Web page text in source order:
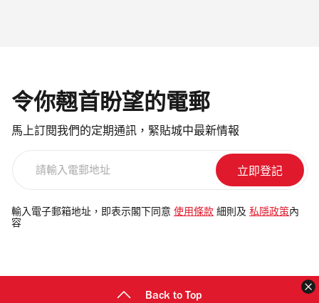
令你翹首盼望的電郵
馬上訂閱我們的定期通訊，緊貼城中最新情報
電
郵
輸入電子郵箱地址，即表示閣下同意 使用條款 細則及 私隱政策 內
容
Back to Top